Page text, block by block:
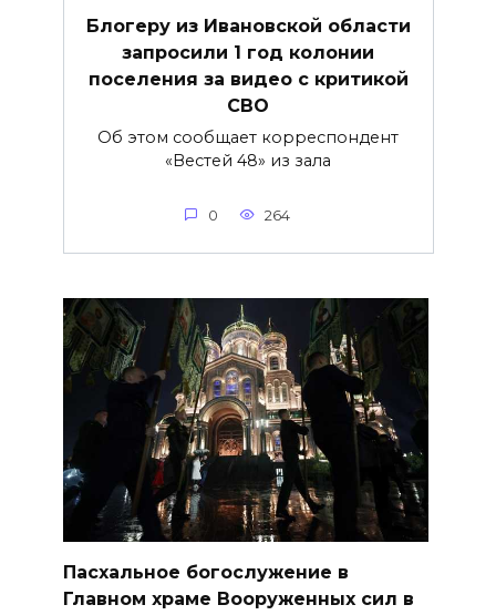
Блогеру из Ивановской области
запросили 1 год колонии
поселения за видео с критикой
СВО
Об этом сообщает корреспондент
«Вестей 48» из зала
0 264
Пасхальное богослужение в
Главном храме Вооруженных сил в